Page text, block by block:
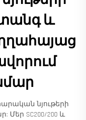
և
նյութերի
Մեր SC200/200 և